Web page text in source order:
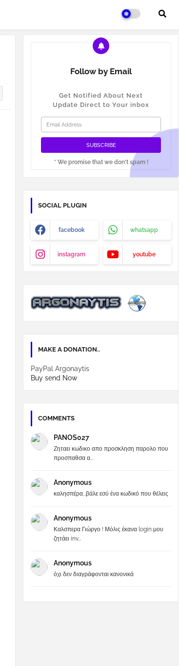
Follow by Email
Get Notified About Next
Update Direct to Your inbox
* We promise that we don't spam !
SOCIAL PLUGIN
facebook whatsapp
instagram youtube
MAKE A DONATION..
PayPal Argonaytis
Buy send Now
COMMENTS
PANOS027
Ζηταει κωδικο απο προσκληση παρολο που
προσπαθσα α...
Anonymous
καλησπέρα...βάλε εσύ ένα κωδικό που θέλεις
Anonymous
Καλσπερα Γιώργο ! Μόλις έκανα login μου
ζητάει inv...
Anonymous
όχι δεν διαγράφονται κανονικά